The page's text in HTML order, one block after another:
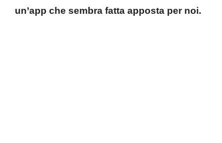
un’app che sembra fatta apposta per noi.